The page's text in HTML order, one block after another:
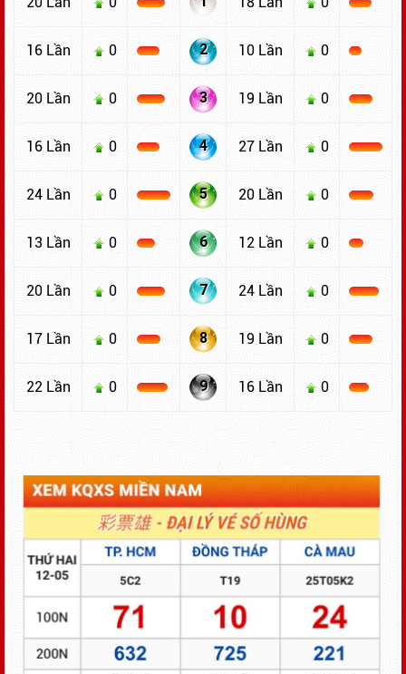
16 Lần 0 2 10 Lần 0
20 Lần 0 3 19 Lần 0
16 Lần 0 4 27 Lần 0
24 Lần 0 5 20 Lần 0
13 Lần 0 6 12 Lần 0
20 Lần 0 7 24 Lần 0
17 Lần 0 8 19 Lần 0
22 Lần 0 9 16 Lần 0